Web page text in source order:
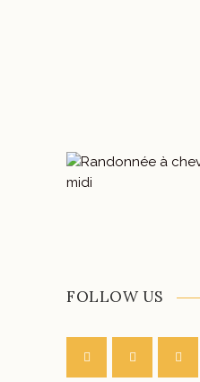
FOLLOW US